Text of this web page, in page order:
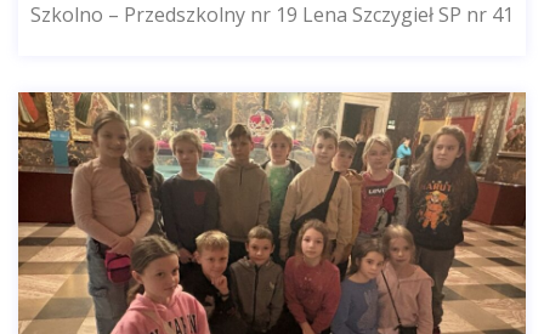
Szkolno – Przedszkolny nr 19 Lena Szczygieł SP nr 41